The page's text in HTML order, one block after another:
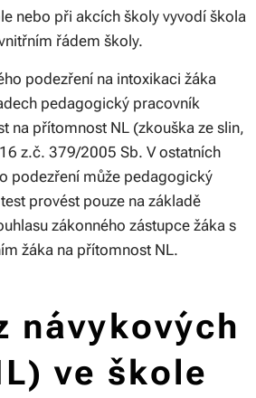
nebo při akcích školy vyvodí škola
řádem školy.
podezření na intoxikaci žáka
pedagogický pracovník
na přítomnost NL (zkouška ze slin,
z.č. 379/2005 Sb. V ostatních
podezření může pedagogický
provést pouze na základě
zákonného zástupce žáka s
žáka na přítomnost NL.
návykových
ve škole